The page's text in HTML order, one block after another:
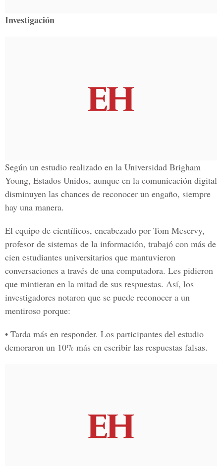
Investigación
Según un estudio realizado en la Universidad Brigham
Young, Estados Unidos, aunque en la comunicación digital
disminuyen las chances de reconocer un engaño, siempre
hay una manera.
El equipo de científicos, encabezado por Tom Meservy,
profesor de sistemas de la información, trabajó con más de
cien estudiantes universitarios que mantuvieron
conversaciones a través de una computadora. Les pidieron
que mintieran en la mitad de sus respuestas. Así, los
investigadores notaron que se puede reconocer a un
mentiroso porque:
• Tarda más en responder. Los participantes del estudio
demoraron un 10% más en escribir las respuestas falsas.